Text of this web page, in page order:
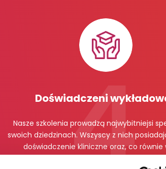
Doświadczeni
Nasze szkolenia prowadzą najwybitniejsi
swoich dziedzinach. Wszyscy z nich
doświadczenie kliniczne oraz, co równie